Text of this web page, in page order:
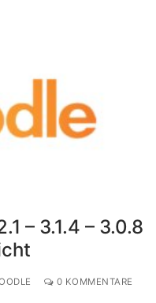
– 3.1.4 – 3.0.8
0 KOMMENTARE